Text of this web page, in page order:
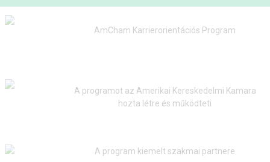
AmCham Karrierorientációs Program
A programot az Amerikai Kereskedelmi Kamara
hozta létre és működteti
A program kiemelt szakmai partnere